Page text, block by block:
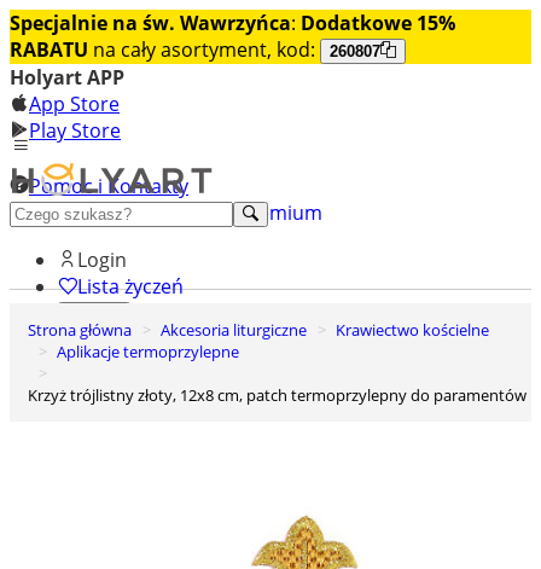
Specjalnie na św. Wawrzyńca: Dodatkowe 15%
RABATU na cały asortyment, kod: 260807
Holyart APP
App Store
Play Store
Pomoc i Kontakty
+48 222 922 860
Odkryj premium
Login
Lista życzeń
0
Koszyk
Strona główna Akcesoria liturgiczne
Krawiectwo kościelne
Aplikacje termoprzylepne
Krzyż trójlistny złoty, 12x8 cm, patch termoprzylepny do paramentów